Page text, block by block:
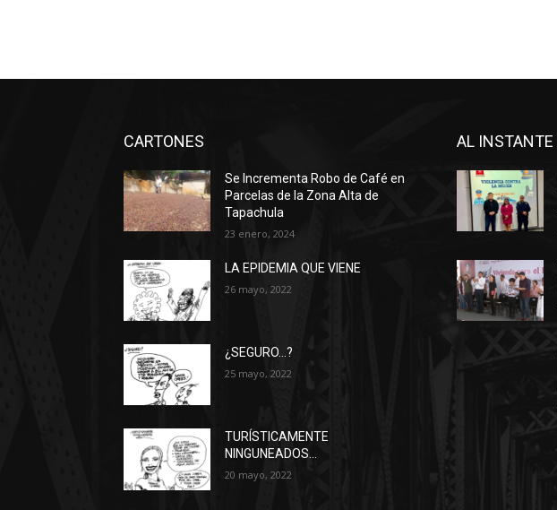
CARTONES
Se Incrementa Robo de Café en
Parcelas de la Zona Alta de
Tapachula
23 enero, 2024
LA EPIDEMIA QUE VIENE
26 mayo, 2022
¿SEGURO…?
25 mayo, 2022
TURÍSTICAMENTE
NINGUNEADOS…
20 mayo, 2022
AL INSTANTE